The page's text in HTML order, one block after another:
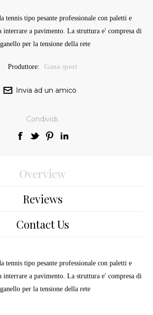
tennis tipo pesante professionale con paletti e
interrare a pavimento. La struttura e' compresa di
per la tensione della rete
Produttore: Gana sport
Condividi:
Overview
Reviews
Contact Us
tennis tipo pesante professionale con paletti e
interrare a pavimento. La struttura e' compresa di
per la tensione della rete